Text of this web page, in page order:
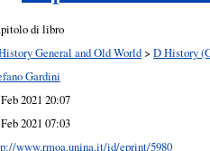
di libro
General and Old World> D History
Gardini
2021 20:07
2021 07:03
www.rmoa.unina.it/id/eprint/5980